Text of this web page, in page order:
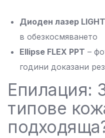
Диоден лазер LIGHT
в обезкосмяването
Ellipse FLEX PPT –
години доказани
Епилация:
типове